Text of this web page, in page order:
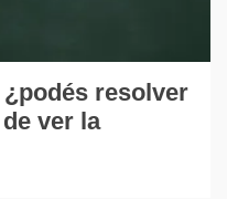
resolver
ver la